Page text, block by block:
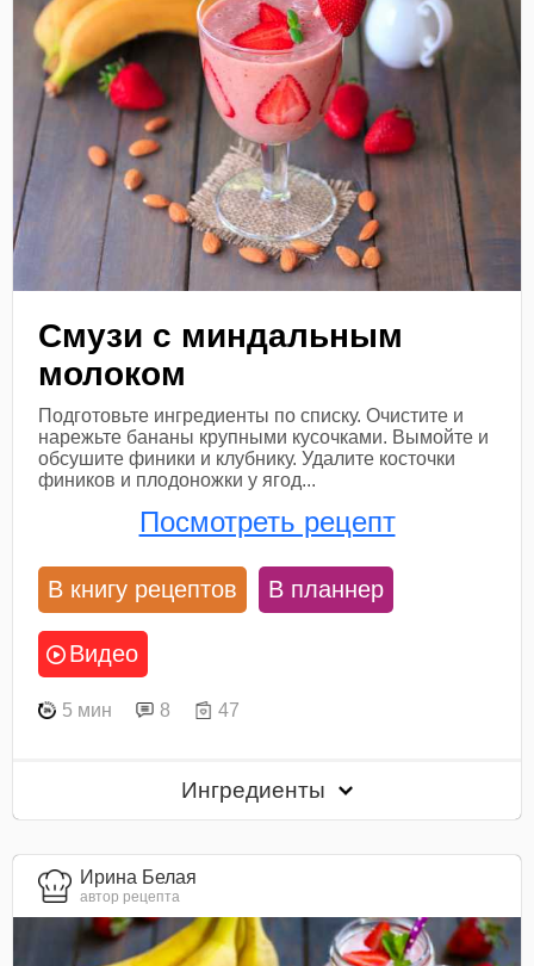
Смузи с миндальным
молоком
Подготовьте ингредиенты по списку. Очистите и
нарежьте бананы крупными кусочками. Вымойте и
обсушите финики и клубнику. Удалите косточки
фиников и плодоножки у ягод...
Посмотреть рецепт
В книгу рецептов В планнер
Видео
5 мин 8 47
Ингредиенты
Ирина Белая
автор рецепта